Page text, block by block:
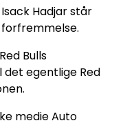
Hadjar står
Bulls
det egentlige Red
medie Auto